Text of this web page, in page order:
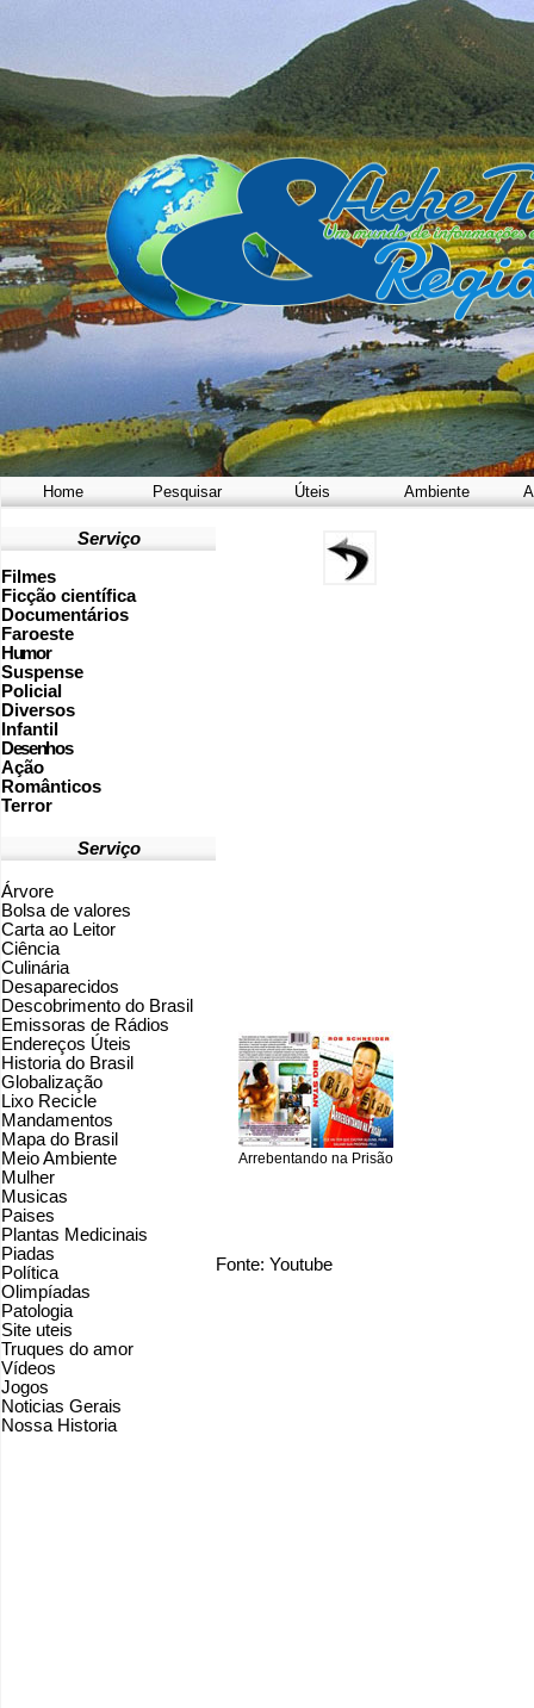
Home Pesquisar Úteis Ambiente
Serviço
Filmes
Ficção científica
Documentários
Faroeste
Humor
Suspense
Policial
Diversos
Infantil
Desenhos
Ação
Românticos
Terror
Serviço
Árvore
Bolsa de valores
Carta ao Leitor
Ciência
Culinária
Desaparecidos
Descobrimento do Brasil
Emissoras de Rádios
Endereços Úteis
Historia do Brasil
Globalização
Lixo Recicle
Mandamentos
Mapa do Brasil
Meio Ambiente
Mulher
Musicas
Paises
Plantas Medicinais
Piadas
Política
Olimpíadas
Patologia
Site uteis
Truques do amor
Vídeos
Jogos
Noticias Gerais
Nossa Historia
Arrebentando na Prisão
Fonte: Youtube